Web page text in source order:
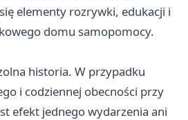
elementy rozrywki, edukacji i
domu samopomocy.
historia. W przypadku
i codziennej obecności przy
efekt jednego wydarzenia ani